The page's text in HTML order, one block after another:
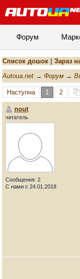
Форум
Список дошок Зараз
Autoua.net → Форум →
Наступна 1 2
nout
читатель
Сообщения: 2
С нами с 24.01.2018